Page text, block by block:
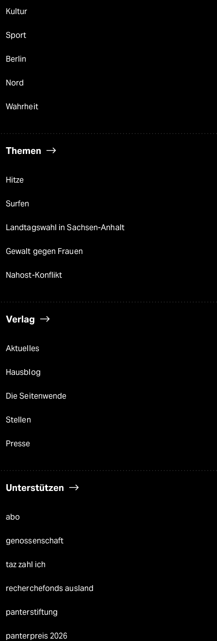
Kultur
Sport
Berlin
Nord
Wahrheit
Themen
Hitze
Surfen
Landtagswahl in Sachsen-Anhalt
Gewalt gegen Frauen
Nahost-Konflikt
Verlag
Aktuelles
Hausblog
Die Seitenwende
Stellen
Presse
Unterstützen
abo
genossenschaft
taz zahl ich
recherchefonds ausland
panterstiftung
panterpreis 2026